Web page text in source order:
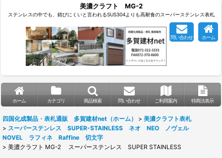
美濃クラフト MG-2
ステンレスの中でも、錆びにくいと言われるSUS304よりも高耐食のスーパーステンレス表札
問い合わせ ホーム
ホーム カテゴリ 商品検索 問い合わせ ご利用案内 特商法表示
四国化成製品・表札通販 多賀建材net（ホーム） > 美濃クラフト表札
> スーパーステンレス SUPER-STAINLESS ネオ NEO ノヴェル
NOVEL ラフィネ Raffine 切文字
> 美濃クラフト MG-2 スーパーステンレス SUPER STAINLESS